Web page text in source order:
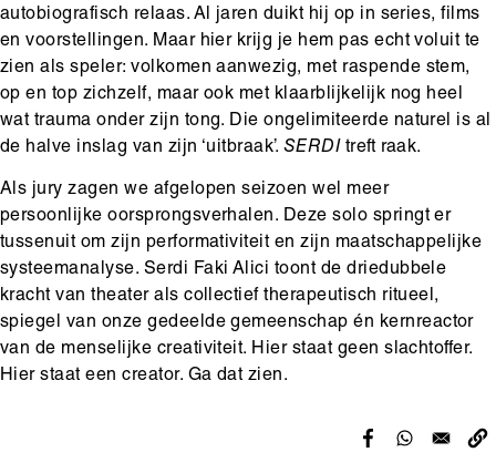
autobiografisch relaas. Al jaren duikt hij op in series, films
en voorstellingen. Maar hier krijg je hem pas echt voluit te
zien als speler: volkomen aanwezig, met raspende stem,
op en top zichzelf, maar ook met klaarblijkelijk nog heel
wat trauma onder zijn tong. Die ongelimiteerde naturel is al
de halve inslag van zijn ‘uitbraak’. SERDI treft raak.
Als jury zagen we afgelopen seizoen wel meer
persoonlijke oorsprongsverhalen. Deze solo springt er
tussenuit om zijn performativiteit en zijn maatschappelijke
systeemanalyse. Serdi Faki Alici toont de driedubbele
kracht van theater als collectief therapeutisch ritueel,
spiegel van onze gedeelde gemeenschap én kernreactor
van de menselijke creativiteit. Hier staat geen slachtoffer.
Hier staat een creator. Ga dat zien.